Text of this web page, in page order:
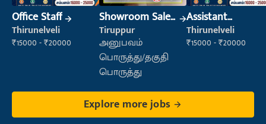
Office Staff
Thirunelveli
₹15000 - ₹20000
Showroom Sales
Executive (Retail
Sales)
Tiruppur
அனுபவம்
பொருத்து/தகுதி
பொருத்து
Assistant
Manager
Thirunelveli
₹15000 - ₹20000
Explore more jobs